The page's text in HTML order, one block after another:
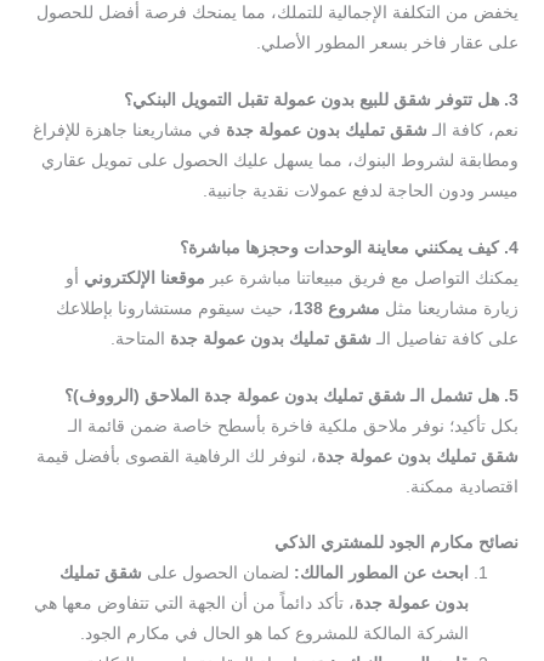
يخفض من التكلفة الإجمالية للتملك، مما يمنحك فرصة أفضل للحصول
على عقار فاخر بسعر المطور الأصلي.
3. هل تتوفر شقق للبيع بدون عمولة تقبل التمويل البنكي؟
نعم، كافة الـ شقق تمليك بدون عمولة جدة في مشاريعنا جاهزة للإفراغ
ومطابقة لشروط البنوك، مما يسهل عليك الحصول على تمويل عقاري
ميسر ودون الحاجة لدفع عمولات نقدية جانبية.
4. كيف يمكنني معاينة الوحدات وحجزها مباشرة؟
يمكنك التواصل مع فريق مبيعاتنا مباشرة عبر موقعنا الإلكتروني أو
زيارة مشاريعنا مثل مشروع 138
، حيث سيقوم مستشارونا بإطلاعك
على كافة تفاصيل الـ شقق تمليك بدون عمولة جدة المتاحة.
5. هل تشمل الـ شقق تمليك بدون عمولة جدة الملاحق (الرووف)؟
بكل تأكيد؛ نوفر ملاحق ملكية فاخرة بأسطح خاصة ضمن قائمة الـ
شقق تمليك بدون عمولة جدة، لنوفر لك الرفاهية القصوى بأفضل قيمة
اقتصادية ممكنة.
نصائح مكارم الجود للمشتري الذكي
ابحث عن المطور المالك: لضمان الحصول على شقق تمليك
بدون عمولة جدة، تأكد دائماً من أن الجهة التي تتفاوض معها هي
الشركة المالكة للمشروع كما هو الحال في مكارم الجود.